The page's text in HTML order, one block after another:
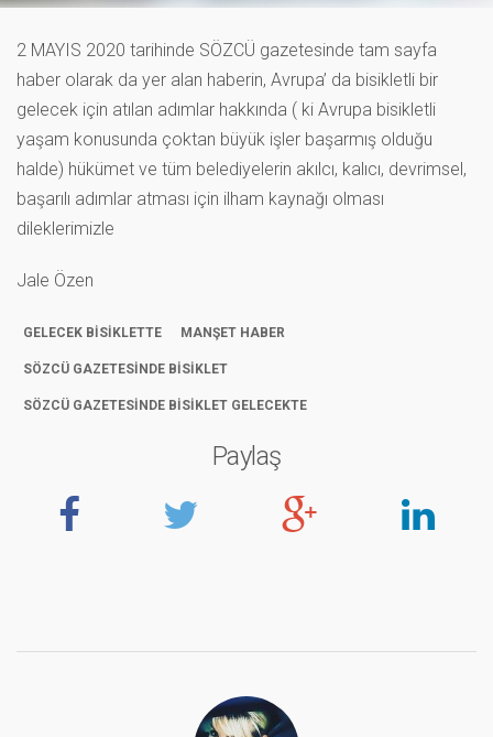
2 MAYIS 2020 tarihinde SÖZCÜ gazetesinde tam sayfa
haber olarak da yer alan haberin, Avrupa’ da bisikletli bir
gelecek için atılan adımlar hakkında ( ki Avrupa bisikletli
yaşam konusunda çoktan büyük işler başarmış olduğu
halde) hükümet ve tüm belediyelerin akılcı, kalıcı, devrimsel,
başarılı adımlar atması için ilham kaynağı olması
dileklerimizle
Jale Özen
GELECEK BİSİKLETTE MANŞET HABER
SÖZCÜ GAZETESİNDE BİSİKLET
SÖZCÜ GAZETESİNDE BİSİKLET GELECEKTE
Paylaş